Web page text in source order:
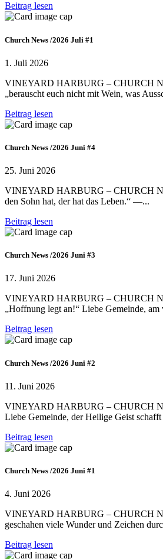
Beitrag lesen
Church News /2026 Juli #1
1. Juli 2026
VINEYARD HARBURG – CHURCH
„berauscht euch nicht mit Wein, was
Beitrag lesen
Church News /2026 Juni #4
25. Juni 2026
VINEYARD HARBURG – CHURCH
den Sohn hat, der hat das Leben.“ —...
Beitrag lesen
Church News /2026 Juni #3
17. Juni 2026
VINEYARD HARBURG – CHURCH
„Hoffnung legt an!“ Liebe Gemeinde, am
Beitrag lesen
Church News /2026 Juni #2
11. Juni 2026
VINEYARD HARBURG – CHURCH
Liebe Gemeinde, der Heilige Geist
Beitrag lesen
Church News /2026 Juni #1
4. Juni 2026
VINEYARD HARBURG – CHURCH
geschahen viele Wunder und Zeichen
Beitrag lesen